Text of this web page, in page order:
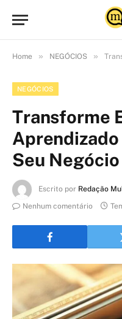
Home » NEGÓCIOS »
NEGÓCIOS
Transforme
Seu Negócio
Escrito por Redação
Nenhum comentário